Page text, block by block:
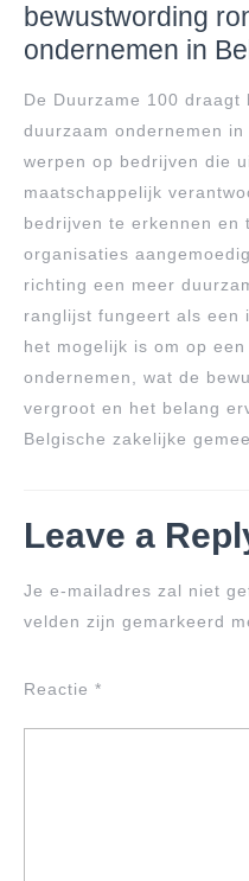
bewustwording
ondernemen in
De Duurzame 100
duurzaam ondernemen
werpen op bedrijven die
maatschappelijk
bedrijven te erkennen en
organisaties
richting een meer
ranglijst fungeert als een
het mogelijk is om op
ondernemen, wat de
vergroot en het belang
Belgische zakelijke
Leave a
Je e-mailadres zal niet
velden zijn gemarkeerd
Reactie *